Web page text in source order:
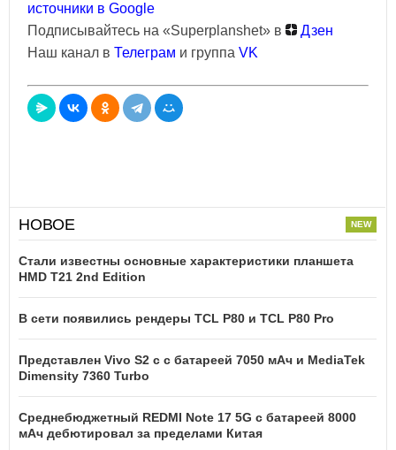
источники в Google
Подписывайтесь на «Superplanshet» в
Дзен
Наш канал в Телеграм и группа VK
НОВОЕ
Стали известны основные характеристики планшета
HMD T21 2nd Edition
В сети появились рендеры TCL P80 и TCL P80 Pro
Представлен Vivo S2 с с батареей 7050 мАч и MediaTek
Dimensity 7360 Turbo
Среднебюджетный REDMI Note 17 5G с батареей 8000
мАч дебютировал за пределами Китая